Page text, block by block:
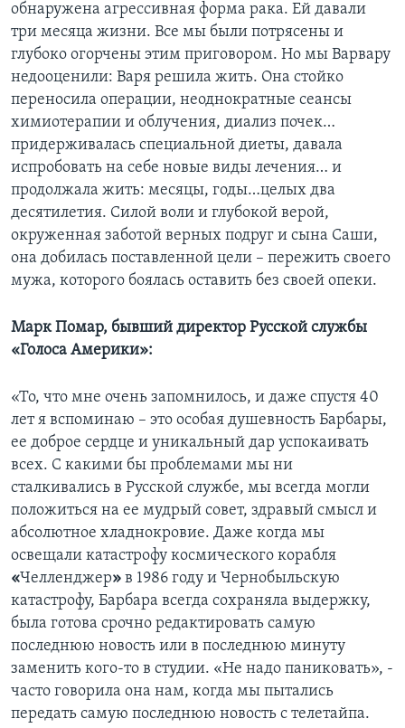
обнаружена агрессивная форма рака. Ей давали
три месяца жизни. Все мы были потрясены и
глубоко огорчены этим приговором. Но мы Варвару
недооценили: Варя решила жить. Она стойко
переносила операции, неоднократные сеансы
химиотерапии и облучения, диализ почек…
придерживалась специальной диеты, давала
испробовать на себе новые виды лечения… и
продолжала жить: месяцы, годы…целых два
десятилетия. Силой воли и глубокой верой,
окруженная заботой верных подруг и сына Саши,
она добилась поставленной цели – пережить своего
мужа, которого боялась оставить без своей опеки.
Марк Помар, бывший директор Русской службы
«Голоса Америки»:
«То, что мне очень запомнилось, и даже спустя 40
лет я вспоминаю – это особая душевность Барбары,
ее доброе сердце и уникальный дар успокаивать
всех. С какими бы проблемами мы ни
сталкивались в Русской службе, мы всегда могли
положиться на ее мудрый совет, здравый смысл и
абсолютное хладнокровие. Даже когда мы
освещали катастрофу космического корабля
«Челленджер» в 1986 году и Чернобыльскую
катастрофу, Барбара всегда сохраняла выдержку,
была готова срочно редактировать самую
последнюю новость или в последнюю минуту
заменить кого-то в студии. «Не надо паниковать», -
часто говорила она нам, когда мы пытались
передать самую последнюю новость с телетайпа.